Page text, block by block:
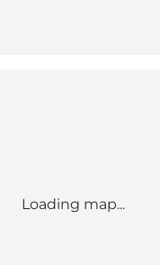
Loading map...